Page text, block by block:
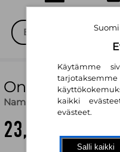
On rankkaa
Namikolinx ,Iina
23,80 €
Suomi
Käytämme
kaikki
evästeet.
Salli kaikki